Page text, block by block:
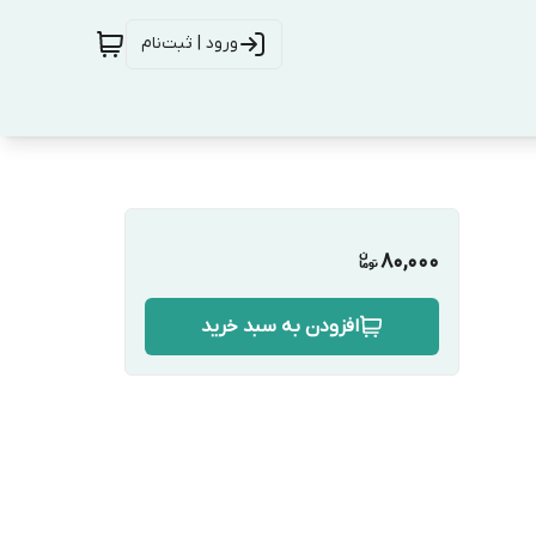
ورود | ثبت‌نام
80,000
افزودن به سبد خرید